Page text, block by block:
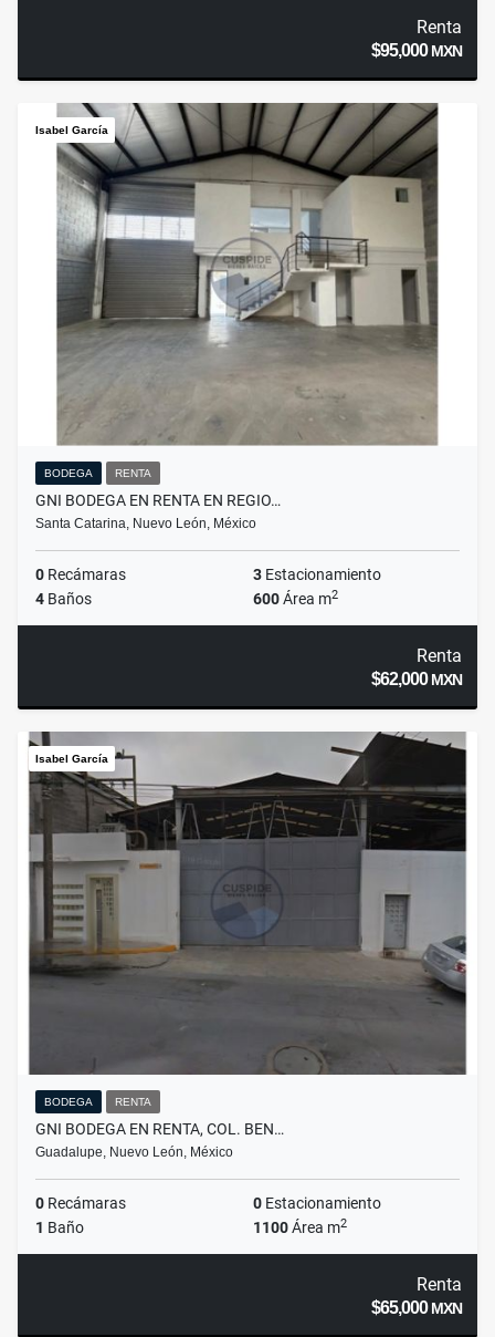
Renta
$95,000MXN
Isabel García
BODEGA RENTA
GNI BODEGA EN RENTA EN REGIO…
Santa Catarina, Nuevo León, México
0 Recámaras 3 Estacionamiento
4 Baños 600Área m2
Renta
$62,000MXN
Isabel García
BODEGA RENTA
GNI BODEGA EN RENTA, COL. BEN…
Guadalupe, Nuevo León, México
0 Recámaras 0 Estacionamiento
1 Baño 1100Área m2
Renta
$65,000MXN